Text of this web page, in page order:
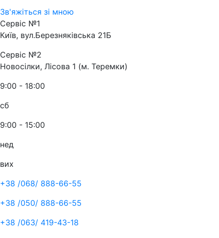
Зв'яжіться зі мною
Сервіс №1
Київ, вул.Березняківська 21Б
Сервіс №2
Новосілки, Лісова 1 (м. Теремки)
9:00 - 18:00
сб
9:00 - 15:00
нед
вих
+38 /068/ 888-66-55
+38 /050/ 888-66-55
+38 /063/ 419-43-18